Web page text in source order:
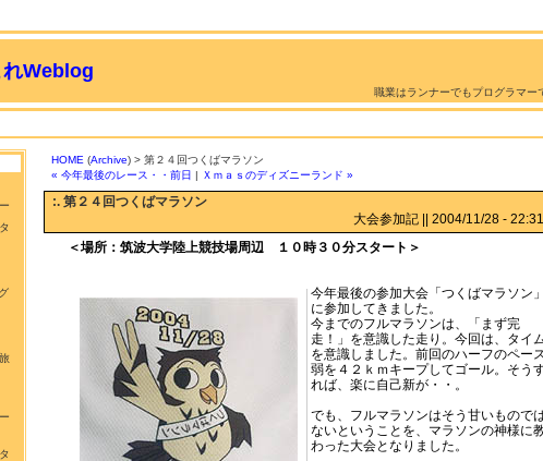
れWeblog
職業はランナーでもプログラマ
HOME (Archive) > 第２４回つくばマラソン
« 今年最後のレース・・前日 | Ｘｍａｓのディズニーランド »
:. 第２４回つくばマラソン
大会参加記 || 2004/11/28 - 22:31
＜場所：筑波大学陸上競技場周辺 １０時３０分スタート＞
今年最後の参加大会「つくばマラソン」
に参加してきました。
今までのフルマラソンは、「まず完
走！」を意識した走り。今回は、タイ
を意識しました。前回のハーフのペー
弱を４２ｋｍキープしてゴール。そう
れば、楽に自己新が・・。
でも、フルマラソンはそう甘いもので
ないということを、マラソンの神様に
わった大会となりました。